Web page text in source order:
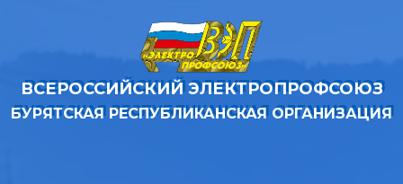
ВСЕРОССИЙСКИЙ ЭЛЕКТРОПРОФСОЮЗ
БУРЯТСКАЯ РЕСПУБЛИКАНСКАЯ ОРГАНИЗАЦИЯ